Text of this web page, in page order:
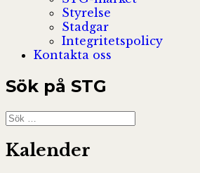
Styrelse
Stadgar
Integritetspolicy
Kontakta oss
Sök på STG
Sök
efter:
Kalender